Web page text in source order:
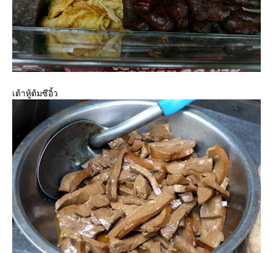
เต้าหู้ต้มซีอิ้ว